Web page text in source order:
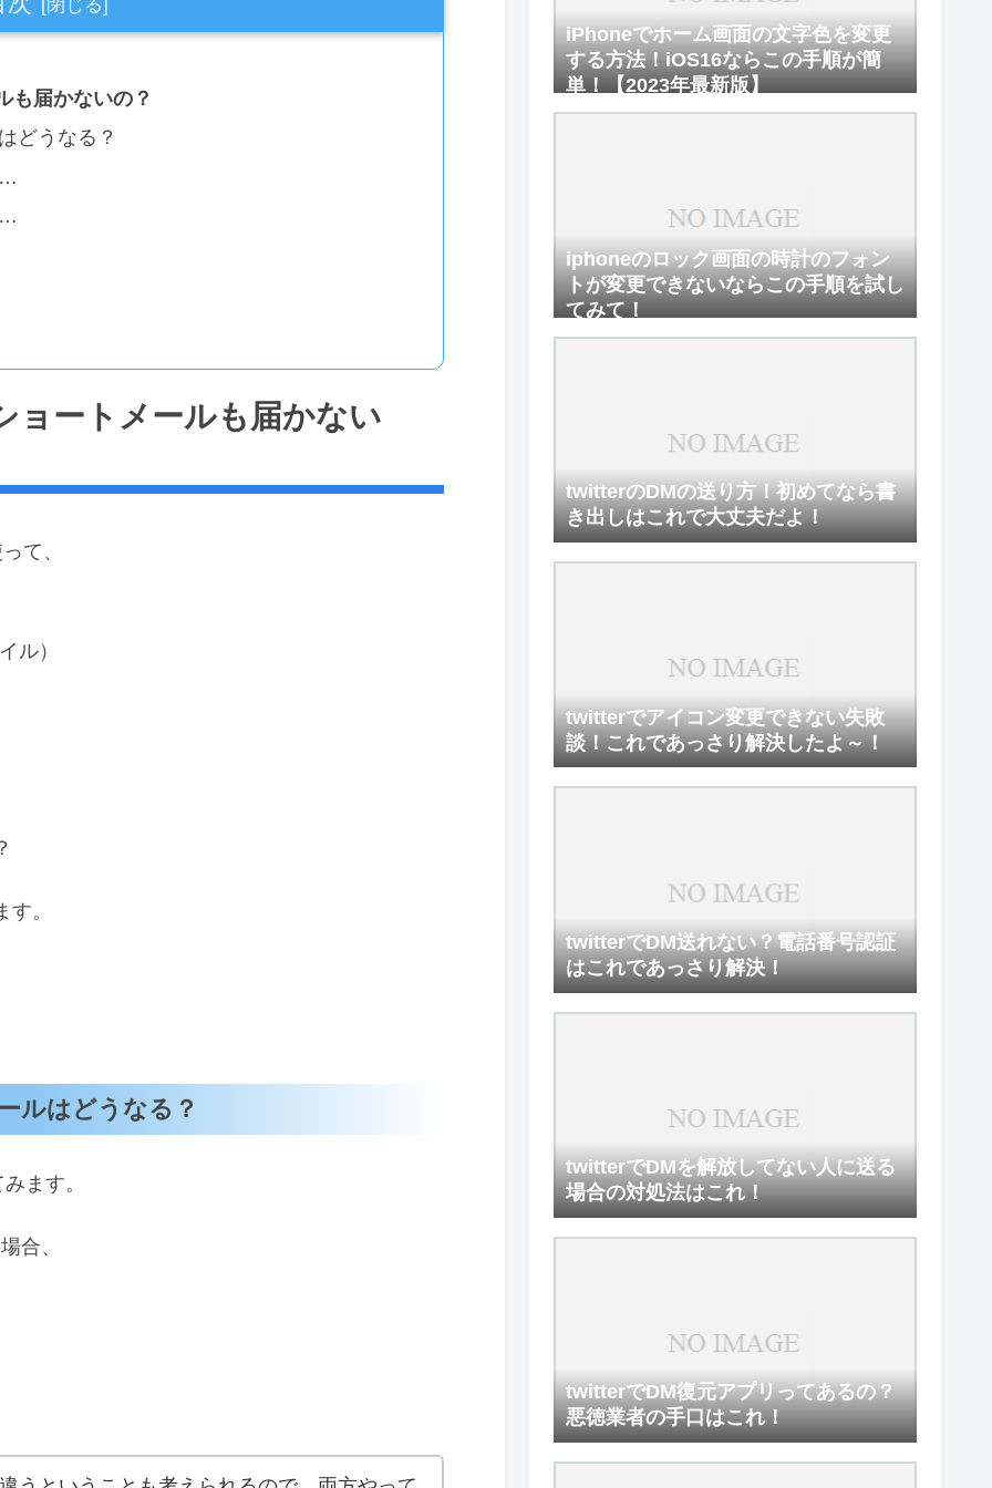
も届かないの？
どうなる？
…
…
ョートメールも届かない
て、
ル）
。
ルはどうなる？
ます。
合、
iPhoneでホーム画面の文字色を変更
する方法！iOS16ならこの手順が簡
単！【2023年最新版】
iphoneのロック画面の時計のフォン
トが変更できないならこの手順を試し
てみて！
twitterのDMの送り方！初めてなら書
き出しはこれで大丈夫だよ！
twitterでアイコン変更できない失敗
談！これであっさり解決したよ～！
twitterでDM送れない？電話番号認証
はこれであっさり解決！
twitterでDMを解放してない人に送る
場合の対処法はこれ！
twitterでDM復元アプリってあるの？
悪徳業者の手口はこれ！